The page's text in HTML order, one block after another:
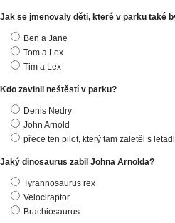
Jak se jmenovaly děti, které v parku také
Ben a Jane
Tom a Lex
Tim a Lex
Kdo zavinil neštěstí v parku?
Denis Nedry
John Arnold
přece ten pilot, který tam zaletěl s
Jaký dinosaurus zabil Johna Arnolda?
Tyrannosaurus rex
Velociraptor
Brachiosaurus